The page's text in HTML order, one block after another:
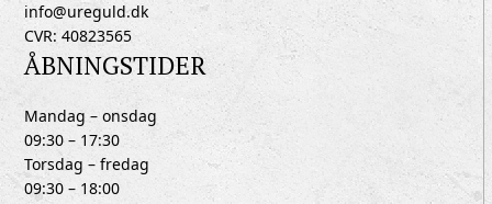
info@ureguld.dk
CVR: 40823565
ÅBNINGSTIDER
Mandag – onsdag
09:30 – 17:30
Torsdag – fredag
09:30 – 18:00